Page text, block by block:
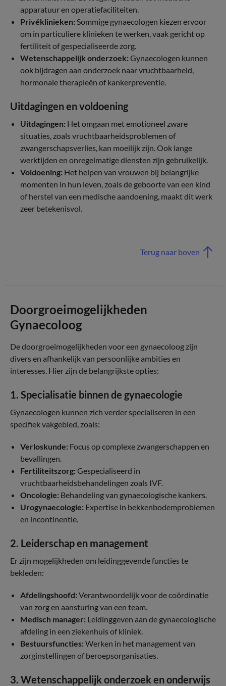
apparatuur en operatiefaciliteiten.
Privéklinieken: Sommige gynaecologen kiezen ervoor
om in particuliere klinieken te werken, vaak gericht op
fertiliteit of gespecialiseerde zorg.
Wetenschappelijk onderzoek: Gynaecologen kunnen
ook bijdragen aan onderzoek naar vruchtbaarheid,
hormonale therapieën of kankerpreventie.
Uitdagingen en voldoening
Uitdagingen: Het omgaan met emotioneel zware
situaties, zoals vruchtbaarheidsproblemen of
zwangerschapsverlies, kan moeilijk zijn. Ook lange
werktijden en onregelmatige diensten zijn gebruikelijk.
Voldoening: Het helpen van vrouwen bij belangrijke
momenten in hun leven, zoals de geboorte van een kind
of herstel van een medische aandoening, maakt dit werk
zeer betekenisvol.
Terug naar boven
Doorgroeimogelijkheden
Gynaecoloog
De doorgroeimogelijkheden voor een gynaecoloog zijn
divers en afhankelijk van persoonlijke ambities en
interesses. Hier zijn de belangrijkste opties:
1. Specialisatie binnen de gynaecologie
Gynaecologen kunnen zich verder specialiseren in een
specifiek vakgebied, zoals:
Verloskunde: Focus op complexe zwangerschappen en
bevallingen.
Fertiliteitszorg: Gespecialiseerd in
vruchtbaarheidsbehandelingen zoals IVF.
Oncologie: Behandeling van gynaecologische kankers.
Urogynaecologie: Expertise in bekkenbodemproblemen
en incontinentie.
2. Leiderschap en management
Er zijn mogelijkheden om leidinggevende functies te
bekleden:
Afdelingshoofd: Verantwoordelijk voor de coördinatie
van zorg en aansturing van een team.
Medisch manager: Leidinggeven aan de gynaecologische
afdeling in een ziekenhuis of kliniek.
Bestuursfuncties: Werken in het management van
zorginstellingen of beroepsorganisaties.
3. Wetenschappelijk onderzoek en onderwijs